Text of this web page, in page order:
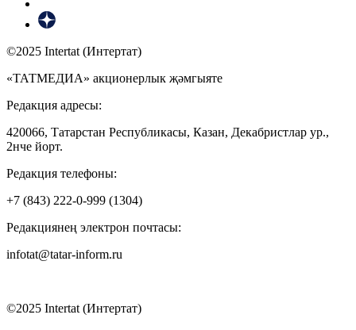
©2025 Intertat (Интертат)
«ТАТМЕДИА» акционерлык җәмгыяте
Редакция адресы:
420066, Татарстан Республикасы, Казан, Декабристлар ур.,
2нче йорт.
Редакция телефоны:
+7 (843) 222-0-999 (1304)
Редакциянең электрон почтасы:
infotat@tatar-inform.ru
©2025 Intertat (Интертат)